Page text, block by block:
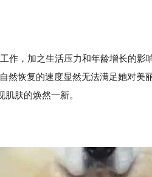
作，加之生活压力和年龄增长的影
然恢复的速度显然无法满足她对美
肤的焕然一新。